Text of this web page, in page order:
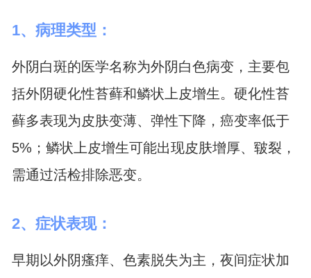
1、病理类型：
外阴白斑的医学名称为外阴白色病变，主要包
括外阴硬化性苔藓和鳞状上皮增生。硬化性苔
藓多表现为皮肤变薄、弹性下降，癌变率低于
5%；鳞状上皮增生可能出现皮肤增厚、皲裂，
需通过活检排除恶变。
2、症状表现：
早期以外阴瘙痒、色素脱失为主，夜间症状加